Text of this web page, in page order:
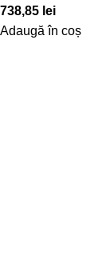
738,85 lei
Adaugă în coș